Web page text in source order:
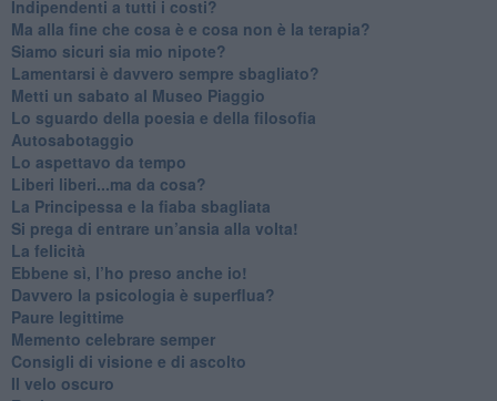
​Indipendenti a tutti i costi?
​Ma alla fine che cosa è e cosa non è la terapia?
​Siamo sicuri sia mio nipote?
​Lamentarsi è davvero sempre sbagliato?
​Metti un sabato al Museo Piaggio
​Lo sguardo della poesia e della filosofia
Autosabotaggio
​Lo aspettavo da tempo
​Liberi liberi...ma da cosa?
​La Principessa e la fiaba sbagliata
Si prega di entrare un’ansia alla volta!
​La felicità
​Ebbene sì, l’ho preso anche io!
​Davvero la psicologia è superflua?
Paure legittime
​Memento celebrare semper
​Consigli di visione e di ascolto
​Il velo oscuro